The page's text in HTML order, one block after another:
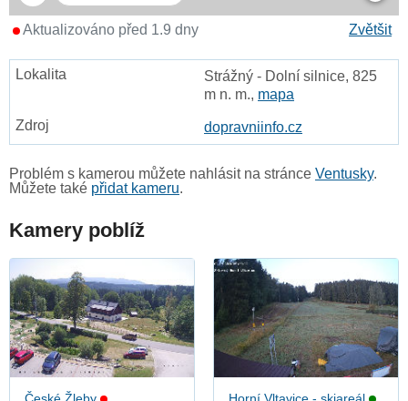
Zvětšit
Aktualizováno před 1.9 dny
Strážný - Dolní silnice, 825
m n. m., mapa
dopravniinfo.cz
Problém s kamerou můžete nahlásit na stránce Ventusky.
Můžete také přidat kameru.
Kamery poblíž